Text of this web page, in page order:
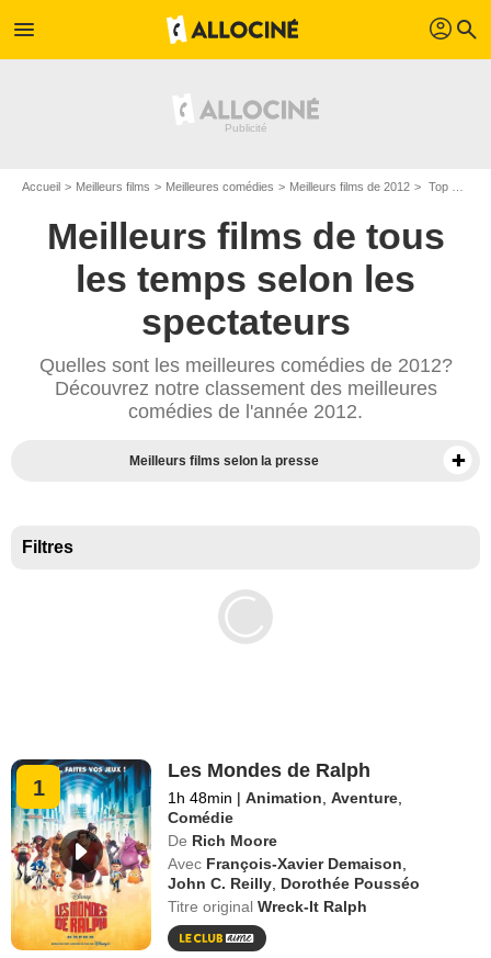
menu profil search
Accueil Meilleurs films Meilleures comédies Meilleurs films de 2012 Top comédies de 2012
Meilleurs films de tous
les temps selon les
spectateurs
Quelles sont les meilleures comédies de 2012?
Découvrez notre classement des meilleures
comédies de l'année 2012.
Meilleurs films selon la presse
Filtres
1
Les Mondes de Ralph
1h 48min | Animation ,Aventure
Comédie
De Rich Moore
Avec François-Xavier Demaison
John C. Reilly Dorothée Pousséo
Titre originalWreck-It Ralph